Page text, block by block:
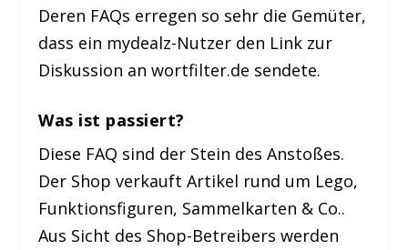
Deren FAQs erregen so sehr die Gemüter,
dass ein mydealz-Nutzer den Link zur
Diskussion an wortfilter.de sendete.
Was ist passiert?
Diese FAQ sind der Stein des Anstoßes.
Der Shop verkauft Artikel rund um Lego,
Funktionsfiguren, Sammelkarten & Co..
Aus Sicht des Shop-Betreibers werden